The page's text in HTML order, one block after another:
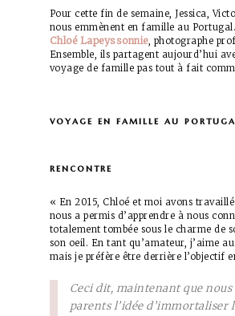
Pour cette fin de semaine, Jessica,
nous emmènent en famille au
Chloé Lapeyssonnie, photographe
Ensemble, ils partagent aujourd’hui
voyage de famille pas tout à fait
voyage en famille au
rencontre
« En 2015, Chloé et moi avons
nous a permis d’apprendre à nous
totalement tombée sous le charme de
son oeil. En tant qu’amateur, j’aime
mais je préfère être derrière l’objectif
Ceci dit, maintenant que nous
parents l’idée d’immortaliser